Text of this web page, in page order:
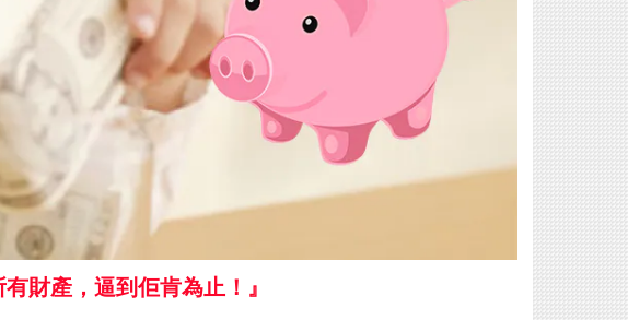
財產，逼到佢肯為止！』